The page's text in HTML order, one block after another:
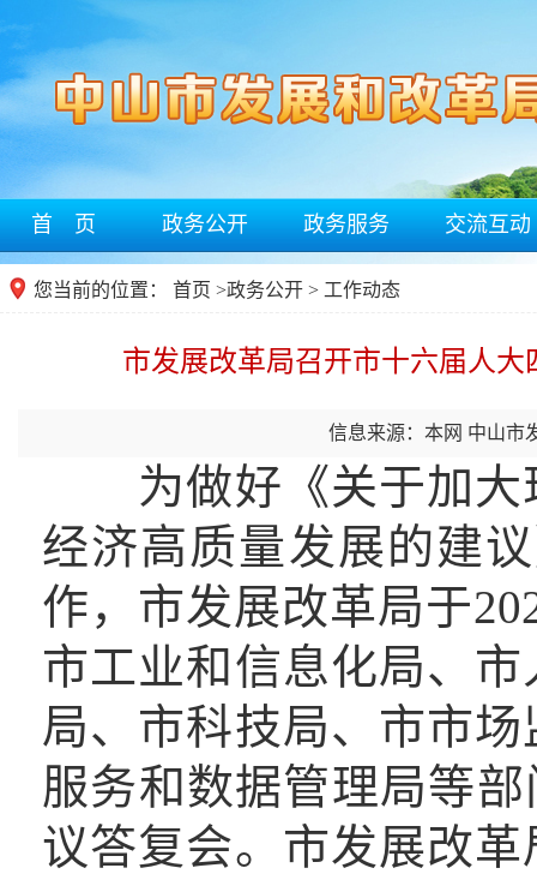
首 页 政务公开 政务服务 交流互动
您当前的位置： 首页 >政务公开 > 工作动态
市发展改革局召开市十六届人大
信息来源：本网 中山市
为做好《关于加大
经济高质量发展的建
作，市发展改革局于
市工业和信息化局、
局、市科技局、市市
服务和数据管理局等
议答复会。市发展改